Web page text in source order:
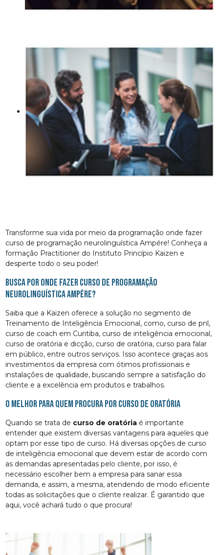
Transforme sua vida por meio da programação onde fazer
curso de programação neurolinguística Ampére! Conheça a
formação Practitioner do Instituto Princípio Kaizen e
desperte todo o seu poder!
Busca por onde fazer curso de programação
neurolinguística Ampére?
Saiba que a Kaizen oferece a solução no segmento de
Treinamento de Inteligência Emocional, como, curso de pnl,
curso de coach em Curitiba, curso de inteligência emocional,
curso de oratória e dicção, curso de oratória, curso para falar
em público, entre outros serviços. Isso acontece graças aos
investimentos da empresa com ótimos profissionais e
instalações de qualidade, buscando sempre a satisfação do
cliente e a excelência em produtos e trabalhos.
O melhor para quem procura por curso de oratória
Quando se trata de curso de oratória é importante
entender que existem diversas vantagens para aqueles que
optam por esse tipo de curso. Há diversas opções de curso
de inteligência emocional que devem estar de acordo com
as demandas apresentadas pelo cliente, por isso, é
necessário escolher bem a empresa para sanar essa
demanda, e assim, a mesma, atendendo de modo eficiente
todas as solicitações que o cliente realizar. É garantido que
aqui, você achará tudo o que procura!